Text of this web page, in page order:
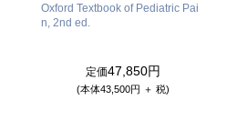
Oxford Textbook of Pediatric Pai
n, 2nd ed.
定価47,850円
(本体43,500円 ＋ 税)